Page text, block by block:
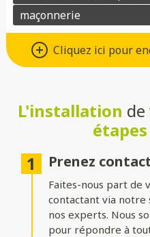
Cliquez ici pour
Matériaux :
Si vous préférez un carport au
Un carport pour
Que vous vouliez protéger
proposons des modèles
carports pour voitures offrent
des dimensions standards,
sont spécialement conçues
L'installation
Prenez
Faites-nous part de
contactant via notre
nos experts. Nous
pour répondre à